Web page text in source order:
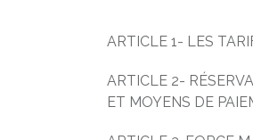
ARTICLE 1- LES
ARTICLE 2-
ET MOYENS DE